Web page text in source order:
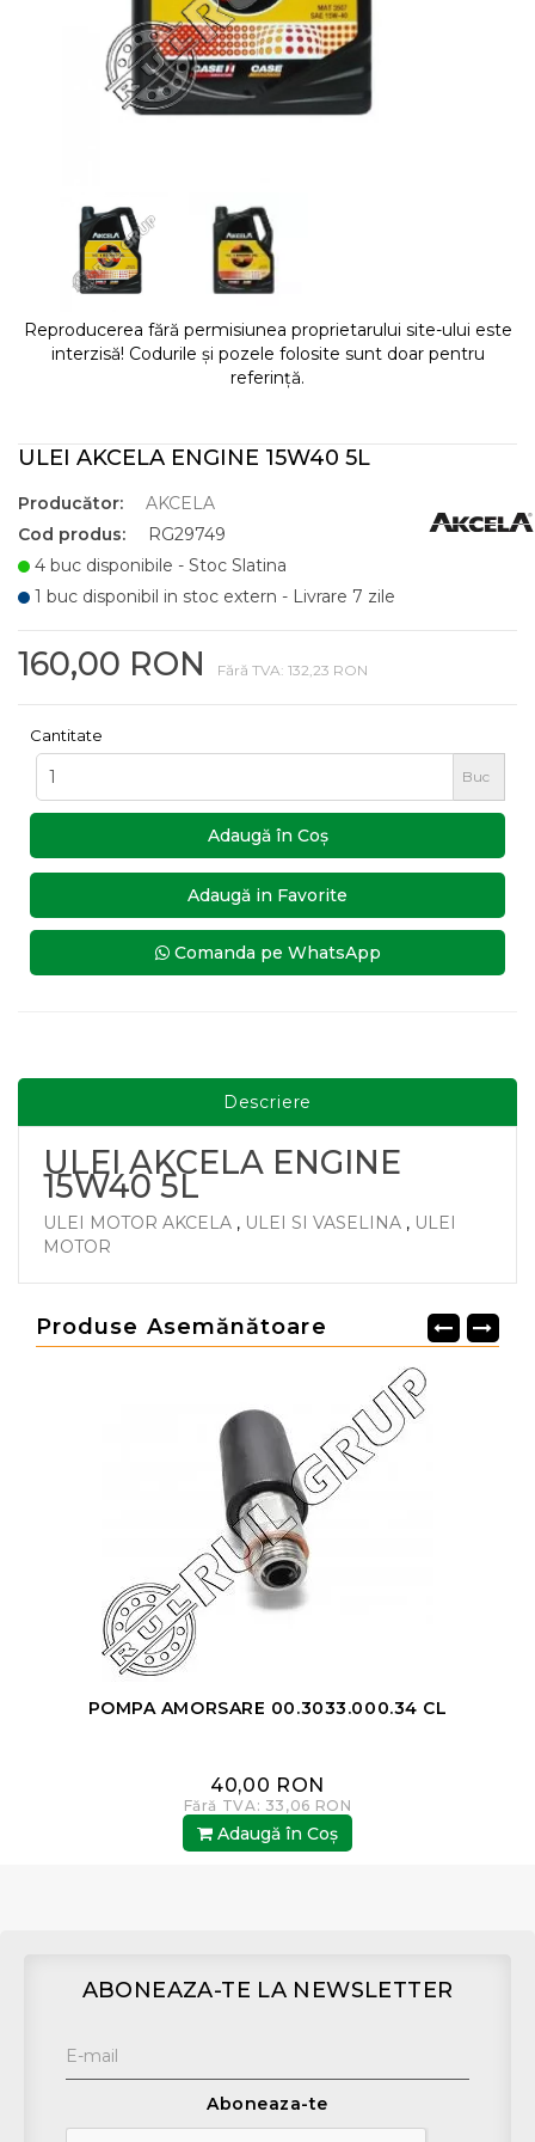
Reproducerea fără permisiunea proprietarului site-ului este
interzisă! Codurile și pozele folosite sunt doar pentru
referință.
ULEI AKCELA ENGINE 15W40 5L
Producător:
AKCELA
Cod produs:
RG29749
4 buc disponibile - Stoc Slatina
1 buc disponibil in stoc extern - Livrare 7 zile
160,00 RON Fără TVA: 132,23 RON
Cantitate
Buc
Adaugă în Coş
Adaugă in Favorite
Comanda pe WhatsApp
Descriere
ULEI AKCELA ENGINE
15W40 5L
ULEI MOTOR AKCELA , ULEI SI VASELINA , ULEI
MOTOR
Produse Asemănătoare
POMPA AMORSARE 00.3033.000.34 CL
40,00 RON
Fără TVA: 33,06 RON
Adaugă în Coş
ABONEAZA-TE LA NEWSLETTER
Aboneaza-te